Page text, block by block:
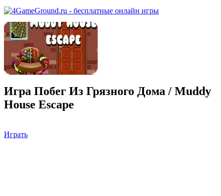
Игра Побег Из Грязного Дома / Muddy
House Escape
Играть